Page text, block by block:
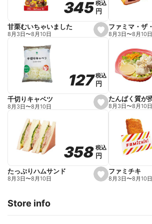
s
e
o
r
i
e
345
345税込
税込
円
円
甘栗むいちゃいました
8月3日〜8月10日 8月3日〜8月10日
s
e
o
r
i
e
127
127税込
税込
円
円
千切りキャベツ
8月3日〜8月10日 8月3日〜8月10日
s
e
358
358税込
税込
円
円
たっぷりハムサンド
8月3日〜8月10日
ファミチキ
8月3日〜8月10日
Store info